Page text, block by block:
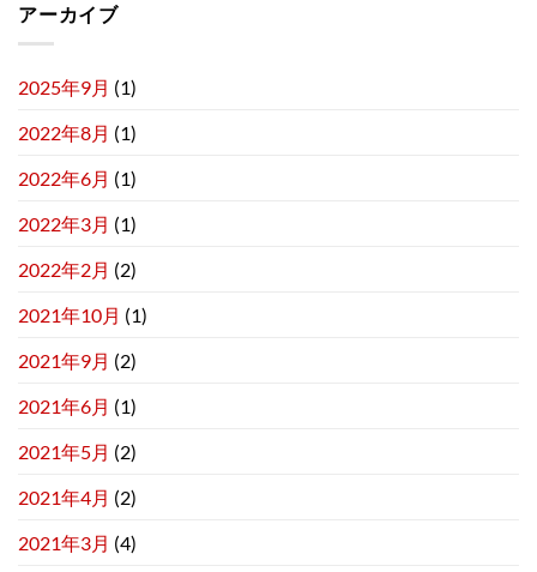
アーカイブ
2025年9月 (1)
2022年8月 (1)
2022年6月 (1)
2022年3月 (1)
2022年2月 (2)
2021年10月 (1)
2021年9月 (2)
2021年6月 (1)
2021年5月 (2)
2021年4月 (2)
2021年3月 (4)